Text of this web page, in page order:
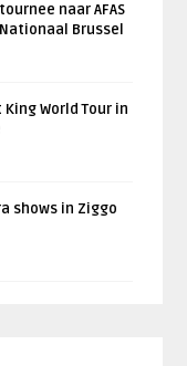
naar AFAS
Brussel
World Tour in
shows in Ziggo